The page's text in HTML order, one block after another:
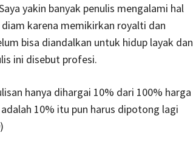
yakin banyak penulis mengalami hal
karena memikirkan royalti dan
bisa diandalkan untuk hidup layak dan
ini disebut profesi.
hanya dihargai 10% dari 100% harga
10% itu pun harus dipotong lagi
)